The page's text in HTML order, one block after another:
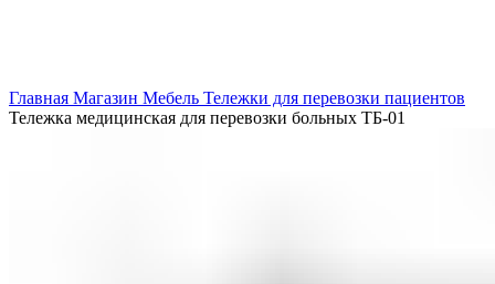
Главная Магазин Мебель Тележки для перевозки пациентов
Тележка медицинская для перевозки больных ТБ-01